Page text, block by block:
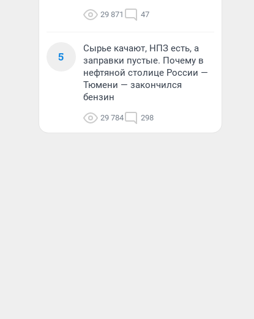
29 871 47
5
Сырье качают, НПЗ есть, а
заправки пустые. Почему в
нефтяной столице России —
Тюмени — закончился
бензин
29 784 298